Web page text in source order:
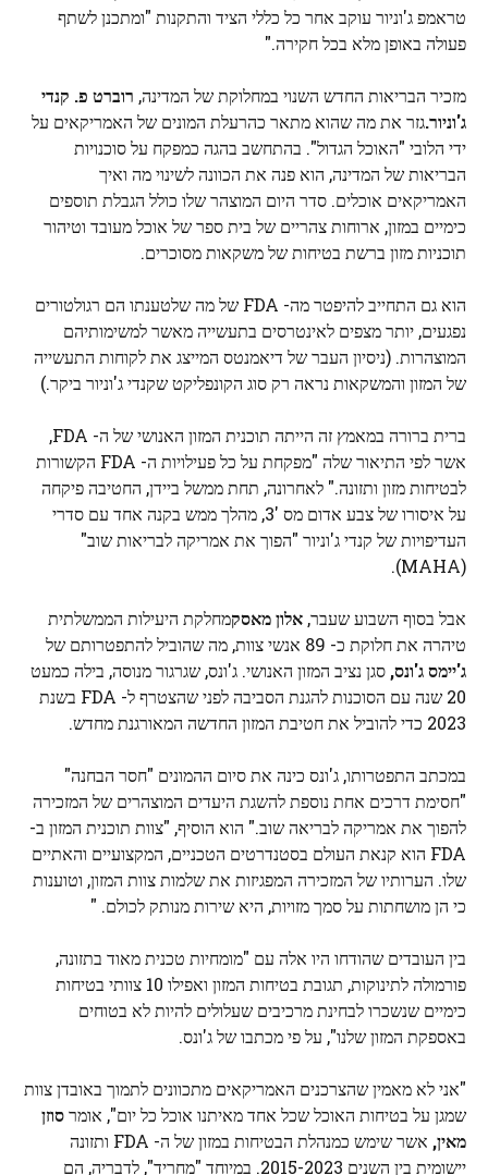
טראמפ ג'וניור עוקב אחר כל כללי הציד והתקנות "ומתכנן לשתף
פעולה באופן מלא בכל חקירה."
מזכיר הבריאות החדש השנוי במחלוקת של המדינה, רוברט פ. קנדי ​​
ג'וניור.גזר את מה שהוא מתאר כהרעלת המונים של האמריקאים על
ידי הלובי "האוכל הגדול". בהתחשב בהגה כמפקח על סוכנויות
הבריאות של המדינה, הוא פנה את הכוונה לשינוי מה ואיך
האמריקאים אוכלים. סדר היום המוצהר שלו כולל הגבלת תוספים
כימיים במזון, ארוחות צהריים של בית ספר של אוכל מעובד וטיהור
תוכניות מזון ברשת בטיחות של משקאות מסוכרים.
הוא גם התחייב להיפטר מה- FDA של מה שלטענתו הם רגולטורים
נפגעים, יותר מצפים לאינטרסים בתעשייה מאשר למשימותיהם
המוצהרות. (ניסיון העבר של דיאמנטס המייצג את לקוחות התעשייה
של המזון והמשקאות נראה רק סוג הקונפליקט שקנדי ג'וניור ביקר.)
ברית ברורה במאמץ זה הייתה תוכנית המזון האנושי של ה- FDA,
אשר לפי התיאור שלה "מפקחת על כל פעילויות ה- FDA הקשורות
לבטיחות מזון ותזונה." לאחרונה, תחת ממשל ביידן, החטיבה פיקחה
על איסורו של צבע אדום מס '3, מהלך ממש בקנה אחד עם סדרי
העדיפויות של קנדי ​​ג'וניור "הפוך את אמריקה לבריאות שוב"
(MAHA).
אבל בסוף השבוע שעבר, אלון מאסקמחלקת היעילות הממשלתית
טיהרה את חלוקת כ- 89 אנשי צוות, מה שהוביל להתפטרותם של
ג'יימס ג'ונס, סגן נציב המזון האנושי. ג'ונס, שגרגור מנוסה, בילה כמעט
20 שנה עם הסוכנות להגנת הסביבה לפני שהצטרף ל- FDA בשנת
2023 כדי להוביל את חטיבת המזון החדשה המאורגנת מחדש.
במכתב התפטרותו, ג'ונס כינה את סיום ההמונים "חסר הבחנה"
"חסימת דרכים אחת נוספת להשגת היעדים המוצהרים של המזכירה
להפוך את אמריקה לבריאה שוב." הוא הוסיף, "צוות תוכנית המזון ב-
FDA הוא קנאת העולם בסטנדרטים הטכניים, המקצועיים והאתיים
שלו. הערותיו של המזכירה המפגיזות את שלמות צוות המזון, וטוענות
כי הן מושחתות על סמך מזויות, היא שירות מנותק לכולם. "
בין העובדים שהודחו היו אלה עם "מומחיות טכנית מאוד בתזונה,
פורמולה לתינוקות, תגובת בטיחות המזון ואפילו 10 צוותי בטיחות
כימיים שנשכרו לבחינת מרכיבים שעלולים להיות לא בטוחים
באספקת המזון שלנו", על פי מכתבו של ג'ונס.
"אני לא מאמין שהצרכנים האמריקאים מתכוונים לתמוך באובדן צוות
שמגן על בטיחות האוכל שכל אחד מאיתנו אוכל כל יום", אומרסוזן
מאין,
אשר שימש כמנהלת הבטיחות במזון של ה- FDA ותזונה
יישומית בין השנים 2015-2023. במיוחד "מחריד", לדבריה, הם